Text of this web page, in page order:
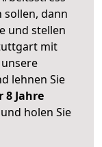
sollen, dann
und stellen
mit
unsere
lehnen Sie
8 Jahre
holen Sie